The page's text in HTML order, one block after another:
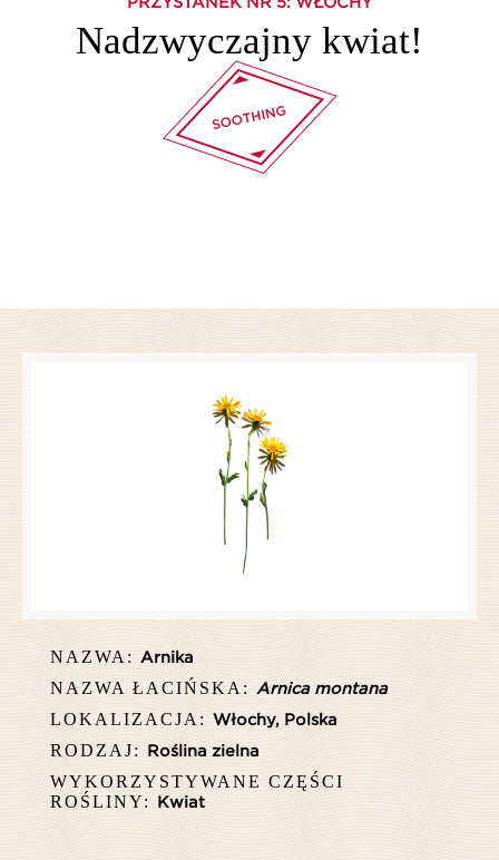
Nadzwyczajny kwiat!
NAZWA: Arnika
NAZWA ŁACIŃSKA: Arnica montana
LOKALIZACJA: Włochy, Polska
RODZAJ: Roślina zielna
WYKORZYSTYWANE CZĘŚCI
ROŚLINY: Kwiat